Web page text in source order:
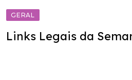
GERAL
Links Legais da